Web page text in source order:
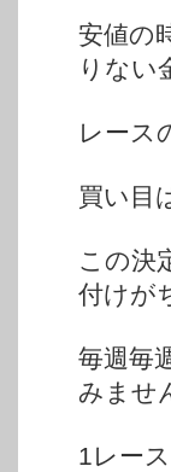
安値の
りない
レース
買い目
この決
付けが
毎週毎
みませ
1レー